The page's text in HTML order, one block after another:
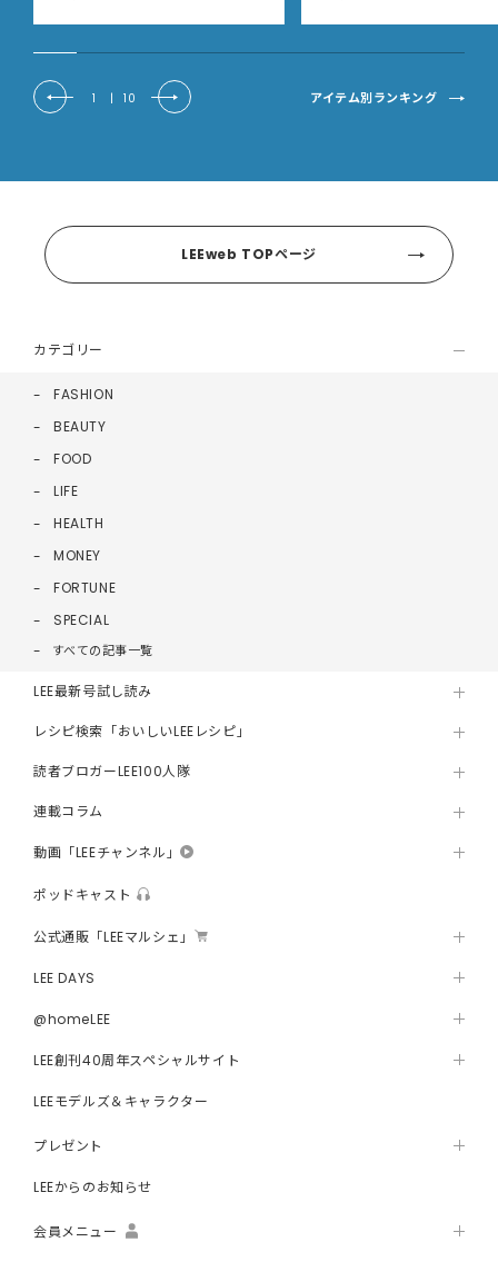
1 | 10 アイテム別ランキング
LEEweb TOPページ
カテゴリー
FASHION
BEAUTY
FOOD
LIFE
HEALTH
MONEY
FORTUNE
SPECIAL
すべての記事一覧
LEE最新号試し読み
レシピ検索「おいしいLEEレシピ」
読者ブロガーLEE100人隊
連載コラム
動画「LEEチャンネル」
ポッドキャスト
公式通販「LEEマルシェ」
LEE DAYS
@homeLEE
LEE創刊40周年スペシャルサイト
LEEモデルズ＆キャラクター
プレゼント
LEEからのお知らせ
会員メニュー